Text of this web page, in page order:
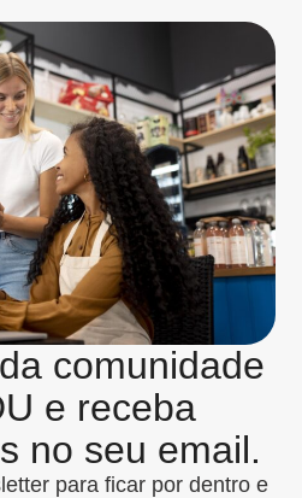
comunidade
e receba
no seu email.
para ficar por dentro e